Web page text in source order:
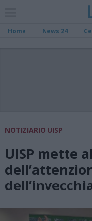
Home News 24
NOTIZIARIO UISP
UISP mette